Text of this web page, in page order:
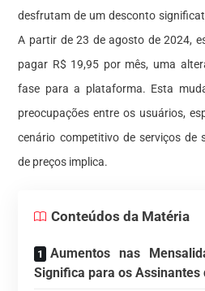
desfrutam de um desconto
A partir de 23 de agosto de 2024,
pagar R$ 19,95 por mês, uma
fase para a plataforma. Esta
preocupações entre os usuários,
cenário competitivo de serviços de
de preços implica.
Conteúdos da Matéria
Aumentos nas
Significa para os Assinantes